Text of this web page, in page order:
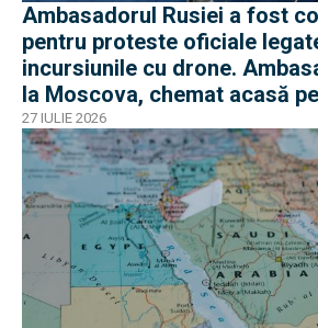
Ambasadorul Rusiei a fost
pentru proteste oficiale
incursiunile cu drone.
la Moscova, chemat acasă
27 IULIE 2026